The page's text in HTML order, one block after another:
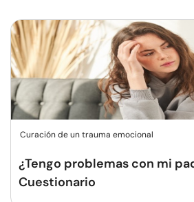
Curación de un trauma emocional
¿Tengo problemas con mi
Cuestionario